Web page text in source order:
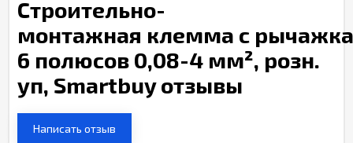
Строительно-
монтажная клемма с
6 полюсов 0,08-4 мм², розн.
уп, Smartbuy отзывы
Написать отзыв